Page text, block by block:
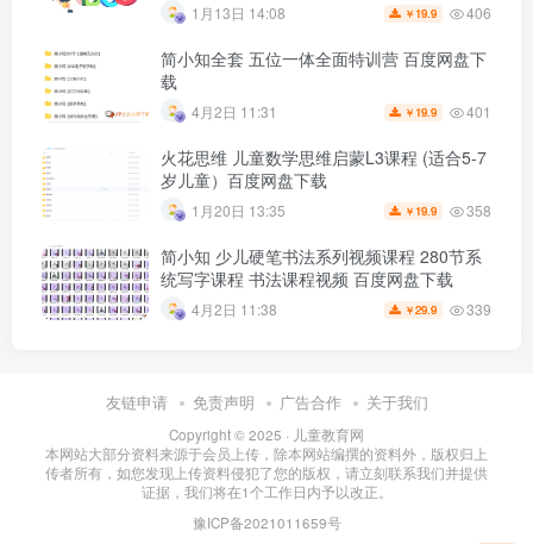
1月13日 14:08 ￥ 19.9 406
简小知全套 五位一体全面特训营 百度网盘下
载
4月2日 11:31 ￥ 19.9 401
火花思维 儿童数学思维启蒙L3课程 (适合5-7
岁儿童）百度网盘下载
1月20日 13:35 ￥ 19.9 358
简小知 少儿硬笔书法系列视频课程 280节系
统写字课程 书法课程视频 百度网盘下载
4月2日 11:38 ￥29.9 339
友链申请 免责声明 广告合作 关于我们
Copyright © 2025 · 儿童教育网
本网站大部分资料来源于会员上传，除本网站编撰的资料外，版权归上
传者所有，如您发现上传资料侵犯了您的版权，请立刻联系我们并提供
证据，我们将在1个工作日内予以改正。
豫ICP备2021011659号